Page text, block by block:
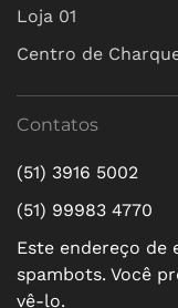
Loja 01
Centro de
Contatos
(51) 3916 5002
(51) 99983 4770
Este endereço de
spambots. Você
vê-lo.